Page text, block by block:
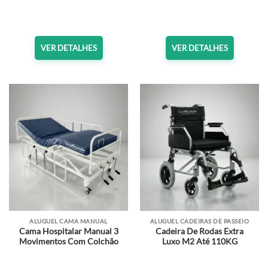
VER DETALHES VER DETALHES
ALUGUEL CAMA MANUAL
Cama Hospitalar Manual 3
Movimentos Com Colchão
ALUGUEL CADEIRAS DE PASSEIO
Cadeira De Rodas Extra
Luxo M2 Até 110KG